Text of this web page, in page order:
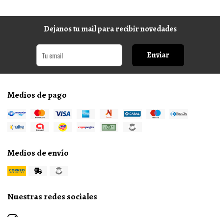
Dejanos tu mail para recibir novedades
Enviar
Medios de pago
Medios de envío
Nuestras redes sociales